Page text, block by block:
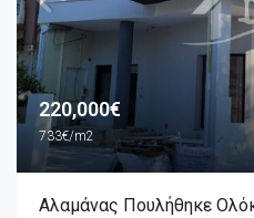
220,000€
733€/m2